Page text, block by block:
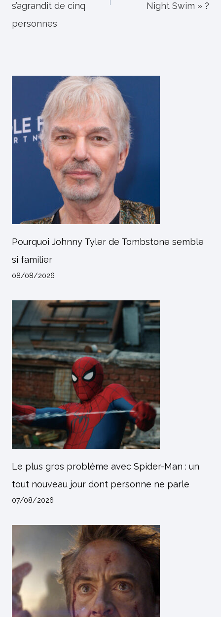
s’agrandit de cinq
personnes
Night Swim » ?
Pourquoi Johnny Tyler de Tombstone semble
si familier
08/08/2026
Le plus gros problème avec Spider-Man : un
tout nouveau jour dont personne ne parle
07/08/2026